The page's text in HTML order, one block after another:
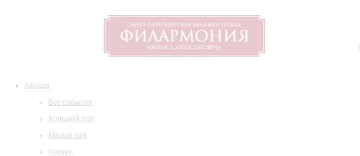
Афиша
Все события
Большой зал
Малый зал
Лекции